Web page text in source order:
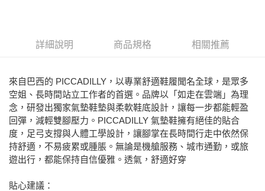
詳細說明 商品規格 相關推薦
來自巴西的 PICCADILLY，以專業舒適鞋履聞名全球，是眾多
空姐、長時間站立工作者的首選。品牌以「如走在雲端」為理
念，研發出獨家氣墊鞋墊與柔軟鞋底設計，讓每一步都能輕盈
回彈，減輕雙腳壓力。PICCADILLY 氣墊鞋擁有絕佳的貼合
度，足弓支撐與人體工學設計，讓腳掌在長時間行走中依然保
持舒適，不易疲累或腫脹。無論是機艙服務、城市通勤，或旅
遊出行，都能保持自信優雅。透氣，舒適好穿
貼心建議：